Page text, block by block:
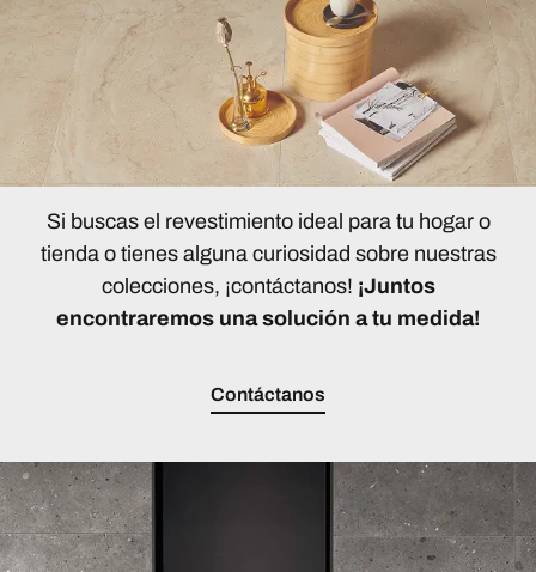
Si buscas el revestimiento ideal para tu hogar o
tienda o tienes alguna curiosidad sobre nuestras
colecciones, ¡contáctanos! ¡Juntos
encontraremos una solución a tu medida!
Contáctanos